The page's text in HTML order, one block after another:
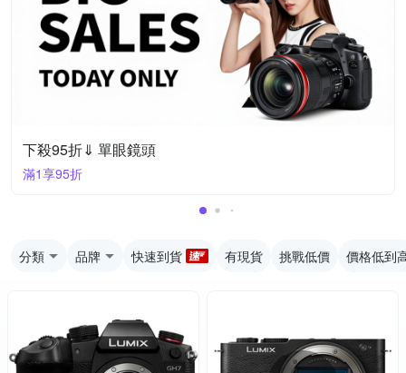
下殺95折⇓ 單眼鏡頭
滿1享95折
分類 品牌 快速到貨 有現貨 挑戰低價 價格低到